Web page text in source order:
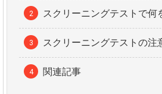
スクリーニングテストで何
スクリーニングテストの注
関連記事